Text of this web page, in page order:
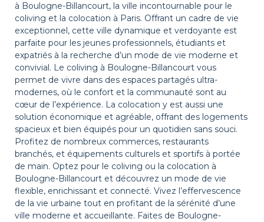
à Boulogne-Billancourt, la ville incontournable pour le
coliving et la colocation à Paris. Offrant un cadre de vie
exceptionnel, cette ville dynamique et verdoyante est
parfaite pour les jeunes professionnels, étudiants et
expatriés à la recherche d’un mode de vie moderne et
convivial. Le coliving à Boulogne-Billancourt vous
permet de vivre dans des espaces partagés ultra-
modernes, où le confort et la communauté sont au
cœur de l’expérience. La colocation y est aussi une
solution économique et agréable, offrant des logements
spacieux et bien équipés pour un quotidien sans souci.
Profitez de nombreux commerces, restaurants
branchés, et équipements culturels et sportifs à portée
de main. Optez pour le coliving ou la colocation à
Boulogne-Billancourt et découvrez un mode de vie
flexible, enrichissant et connecté. Vivez l’effervescence
de la vie urbaine tout en profitant de la sérénité d’une
ville moderne et accueillante. Faites de Boulogne-